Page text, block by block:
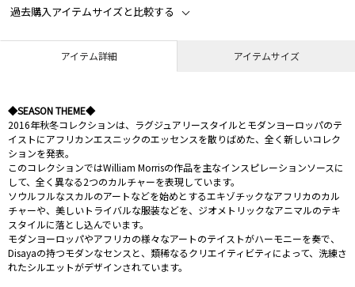
過去購入アイテムサイズと比較する
アイテム詳細 アイテムサイズ
◆SEASON THEME◆
2016年秋冬コレクションは、ラグジュアリースタイルとモダンヨーロッパのテ
イストにアフリカンエスニックのエッセンスを散りばめた、全く新しいコレク
ションを発表。
このコレクションではWilliam Morrisの作品を主なインスピレーションソースに
して、全く異なる2つのカルチャーを表現しています。
ソウルフルなスカルのアートなどを始めとするエキゾチックなアフリカのカル
チャーや、美しいトライバルな服装などを、ジオメトリックなアニマルのテキ
スタイルに落とし込んでいます。
モダンヨーロッパやアフリカの様々なアートのテイストがハーモニーを奏で、
Disayaの持つモダンなセンスと、類稀なるクリエイティビティによって、洗練さ
れたシルエットがデザインされています。